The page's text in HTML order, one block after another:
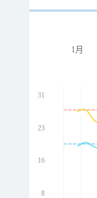
1月
31
23
16
8